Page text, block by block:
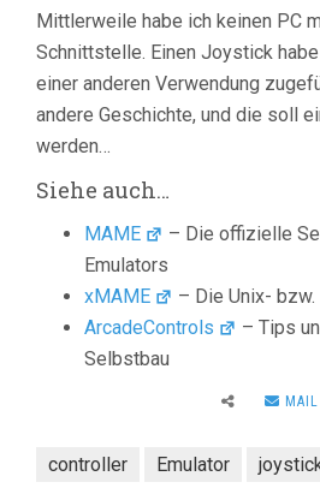
Mittlerweile habe ich keinen PC
Schnittstelle. Einen Joystick
einer anderen Verwendung
andere Geschichte, und die soll
werden…
Siehe auch…
MAME
– Die offizielle
Emulators
xMAME
– Die Unix-
ArcadeControls
– Tips
Selbstbau
MAIL
controller Emulator